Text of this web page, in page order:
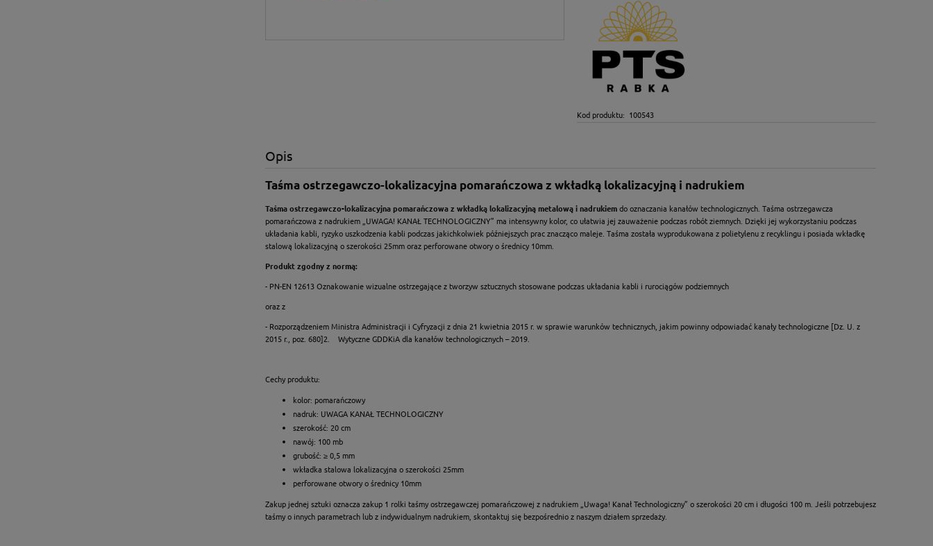
Kod produktu: 100543
Opis
Taśma ostrzegawczo-lokalizacyjna pomarańczowa z wkładką lokalizacyjną i nadrukiem
Taśma ostrzegawczo-lokalizacyjna pomarańczowa z wkładką lokalizacyjną metalową i nadrukiemdo oznaczania kanałów technologicznych. Taśma ostrzegawcza
pomarańczowa z nadrukiem „UWAGA! KANAŁ TECHNOLOGICZNY” ma intensywny kolor, co ułatwia jej zauważenie podczas robót ziemnych. Dzięki jej wykorzystaniu podczas
układania kabli, ryzyko uszkodzenia kabli podczas jakichkolwiek późniejszych prac znacząco maleje. Taśma została wyprodukowana z polietylenu z recyklingu i posiada wkładkę
stalową lokalizacyjną o szerokości 25mm oraz perforowane otwory o średnicy 10mm.
Produkt zgodny z normą:
- PN-EN 12613 Oznakowanie wizualne ostrzegające z tworzyw sztucznych stosowane podczas układania kabli i rurociągów podziemnych
oraz z
- Rozporządzeniem Ministra Administracji i Cyfryzacji z dnia 21 kwietnia 2015 r. w sprawie warunków technicznych, jakim powinny odpowiadać kanały technologiczne [Dz. U. z
2015 r., poz. 680]2. Wytyczne GDDKiA dla kanałów technologicznych – 2019.
Cechy produktu:
kolor: pomarańczowy
nadruk: UWAGA KANAŁ TECHNOLOGICZNY
szerokość: 20 cm
nawój: 100 mb
grubość: ≥ 0,5 mm
wkładka stalowa lokalizacyjna o szerokości 25mm
perforowane otwory o średnicy 10mm
Zakup jednej sztuki oznacza zakup 1 rolki taśmy ostrzegawczej pomarańczowej z nadrukiem „Uwaga! Kanał Technologiczny” o szerokości 20 cm i długości 100 m. Jeśli potrzebujesz
taśmy o innych parametrach lub z indywidualnym nadrukiem, skontaktuj się bezpośrednio z naszym działem sprzedaży.